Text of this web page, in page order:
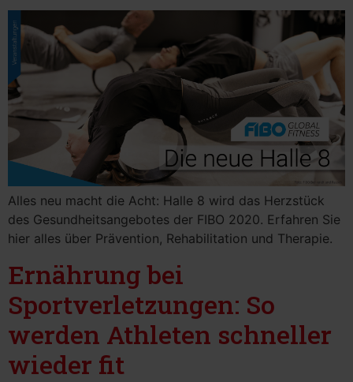
Alles neu macht die Acht: Halle 8 wird das Herzstück
des Gesundheitsangebotes der FIBO 2020. Erfahren Sie
hier alles über Prävention, Rehabilitation und Therapie.
Ernährung bei
Sportverletzungen: So
werden Athleten schneller
wieder fit